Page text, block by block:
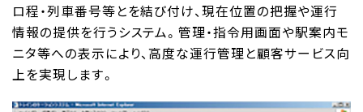
ロ程・列車番号等とを結び付け、現在位置の把握や運行
情報の提供を行うシステム。管理・指令用画面や駅案内モ
ニタ等への表示により、高度な運行管理と顧客サービス向
上を実現します。